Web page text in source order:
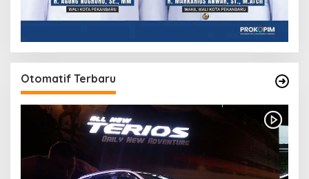
Otomatif Terbaru